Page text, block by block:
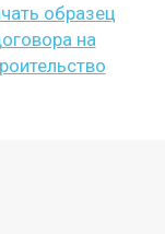
образец
на